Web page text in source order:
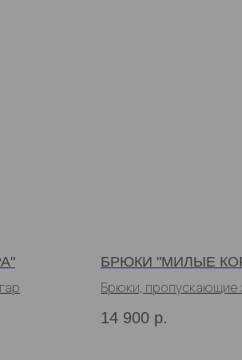
БРЮКИ "МИЛЫЕ
Брюки, пропускающие
14 900 р.